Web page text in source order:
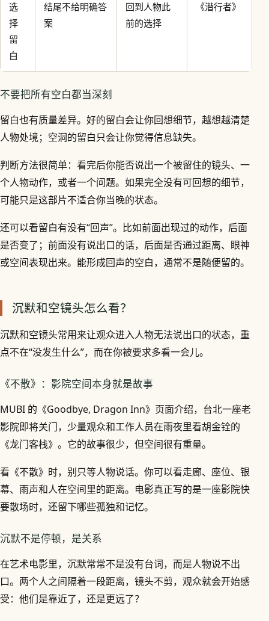
选
择
留
白
结尾不给明确答
案
回到人物此
前的选择
《潜行者》
不要把所有空白都当深刻
留白也有质量差异。好的留白会让你回想细节，越想越清楚
人物处境；空洞的留白只会让你觉得信息缺失。
判断方法很简单：看完后你能否说出一个被留住的镜头、一
个人物动作，或者一个问题。如果完全没有可回想的细节，
可能只是这部片不适合你当晚的状态。
还可以看留白有没有“回声”。比如前面出现过的动作，后面
是否变了；前面没有说出口的话，后面是否通过距离、眼神
或空间表现出来。能形成回声的空白，通常不是随便留的。
沉默和空镜头怎么看？
沉默和空镜头常用来让观众进入人物无法说出口的状态，重
点不在“没发生什么”，而在你被要求多看一会儿。
《不散》：影院空间本身就是故事
MUBI 的《Goodbye, Dragon Inn》页面介绍，台北一座老
影院即将关门，少量观众和工作人员在雨夜里看胡金铨的
《龙门客栈》。它的故事很少，但空间很有重量。
看《不散》时，别只等人物说话。你可以看走廊、座位、银
幕、雨声和人在空间里的距离。电影真正写的是一座影院快
要散场时，还留下哪些孤独和记忆。
沉默不是停顿，是关系
在艺术电影里，沉默常常不是没有台词，而是人物说不出
口。两个人之间隔着一段距离，镜头不剪，观众就会开始感
受：他们是靠近了，还是更远了？